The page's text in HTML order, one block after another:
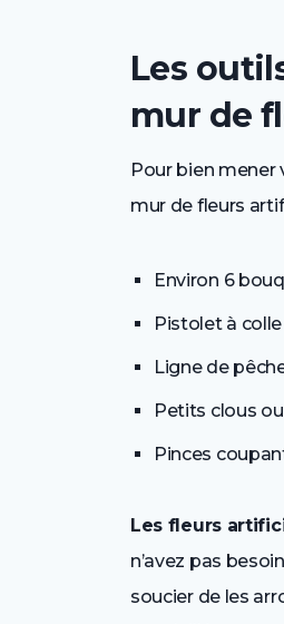
Les
mur de
Pour bien mener
mur de fleurs
Environ 6
Pistolet à
Ligne de
Petits clous
Pinces
Les fleurs
n’avez pas
soucier de les